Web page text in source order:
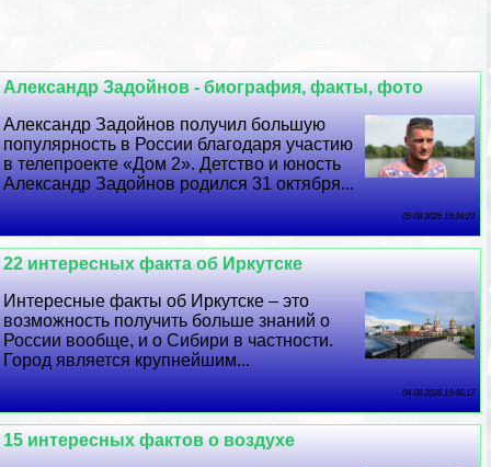
Александр Задойнов - биография, факты, фото
Александр Задойнов получил большую
популярность в России благодаря участию
в телепроекте «Дом 2». Детство и юность
Александр Задойнов родился 31 октября...
05 08 2026 19:24:22
22 интересных факта об Иркутске
Интересные факты об Иркутске – это
возможность получить больше знаний о
России вообще, и о Сибири в частности.
Город является крупнейшим...
04 08 2026 19:46:17
15 интересных фактов о воздухе